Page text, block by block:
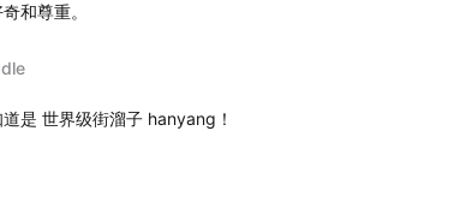
面积 1.3 亩，1200亩几乎能分给1000人了。
民或者王哥的经验，1200亩只是塞牙缝的体量，纯
天就搞定了。
哥，他租下的面积是15,000 亩，相当于 一个西湖加
和尊重。
是 世界级街溜子 hanyang！